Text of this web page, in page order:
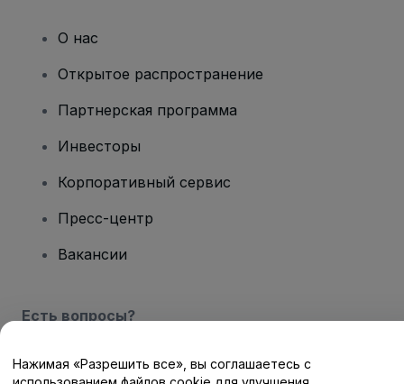
О нас
Открытое распространение
Партнерская программа
Инвесторы
Корпоративный сервис
Пресс-центр
Вакансии
Есть вопросы?
Центр помощи / Свяжитесь с нами
Нажимая «Разрешить все», вы соглашаетесь с